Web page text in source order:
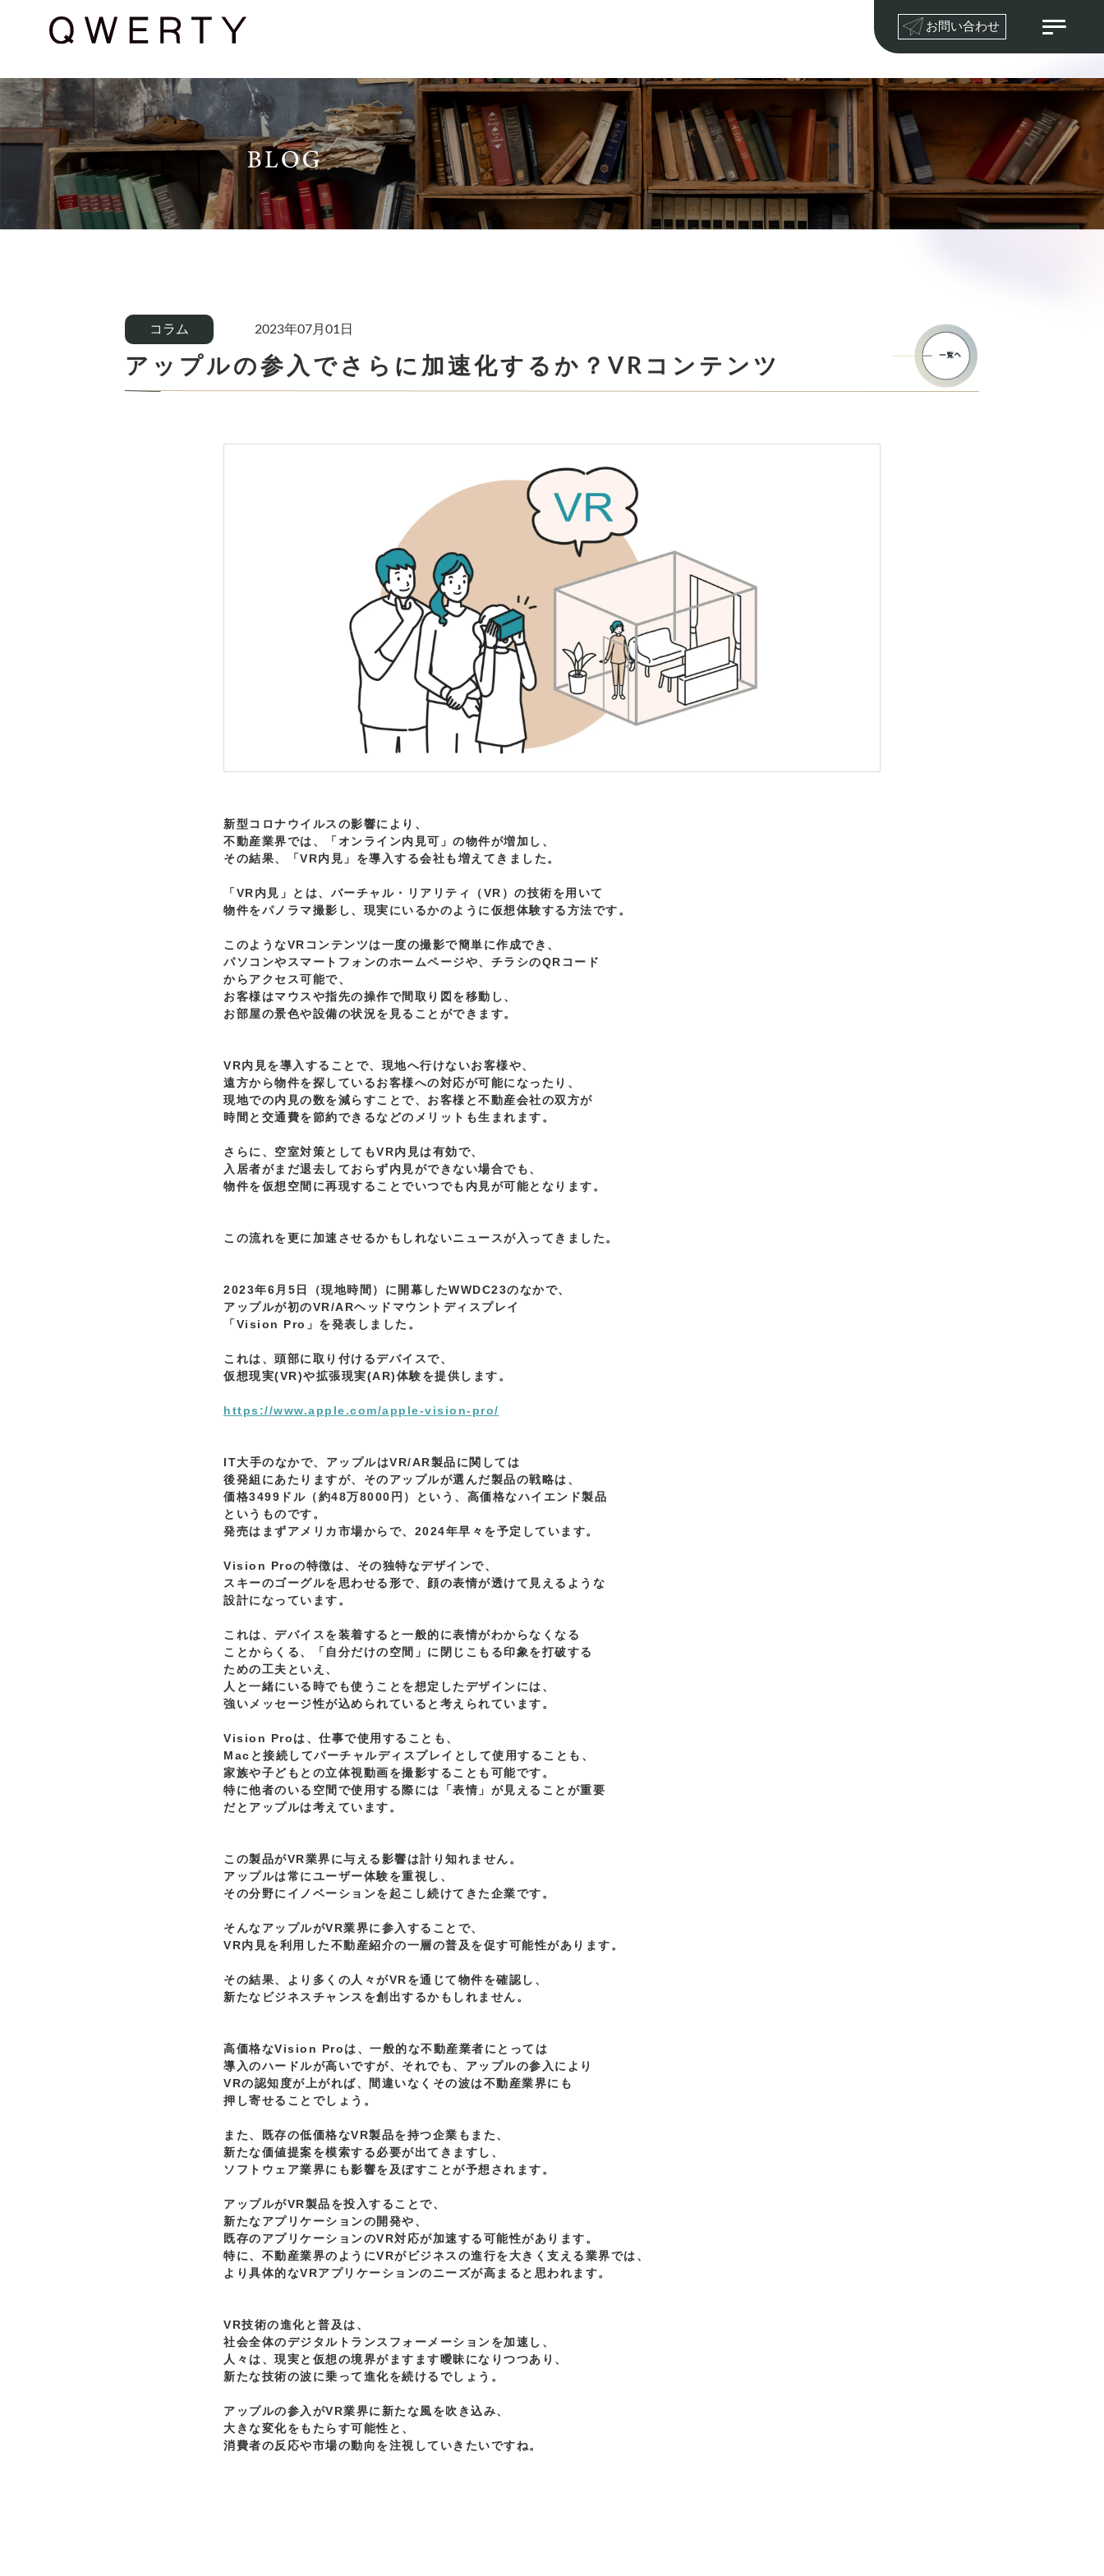
お問い合わせ
コラム 2023年07月01日
アップルの参入でさらに加速化するか？VRコンテンツ
新型コロナウイルスの影響により、
不動産業界では、「オンライン内見可」の物件が増加し、
その結果、「VR内見」を導入する会社も増えてきました。
「VR内見」とは、バーチャル・リアリティ（VR）の技術を用いて
物件をパノラマ撮影し、現実にいるかのように仮想体験する方法です。
このようなVRコンテンツは一度の撮影で簡単に作成でき、
パソコンやスマートフォンのホームページや、チラシのQRコード
からアクセス可能で、
お客様はマウスや指先の操作で間取り図を移動し、
お部屋の景色や設備の状況を見ることができます。
VR内見を導入することで、現地へ行けないお客様や、
遠方から物件を探しているお客様への対応が可能になったり、
現地での内見の数を減らすことで、お客様と不動産会社の双方が
時間と交通費を節約できるなどのメリットも生まれます。
さらに、空室対策としてもVR内見は有効で、
入居者がまだ退去しておらず内見ができない場合でも、
物件を仮想空間に再現することでいつでも内見が可能となります。
この流れを更に加速させるかもしれないニュースが入ってきました。
2023年6月5日（現地時間）に開幕したWWDC23のなかで、
アップルが初のVR/ARヘッドマウントディスプレイ
「Vision Pro」を発表しました。
これは、頭部に取り付けるデバイスで、
仮想現実(VR)や拡張現実(AR)体験を提供します。
https://www.apple.com/apple-vision-pro/
IT大手のなかで、アップルはVR/AR製品に関しては
後発組にあたりますが、そのアップルが選んだ製品の戦略は、
価格3499ドル（約48万8000円）という、高価格なハイエンド製品
というものです。
発売はまずアメリカ市場からで、2024年早々を予定しています。
Vision Proの特徴は、その独特なデザインで、
スキーのゴーグルを思わせる形で、顔の表情が透けて見えるような
設計になっています。
これは、デバイスを装着すると一般的に表情がわからなくなる
ことからくる、「自分だけの空間」に閉じこもる印象を打破する
ための工夫といえ、
人と一緒にいる時でも使うことを想定したデザインには、
強いメッセージ性が込められていると考えられています。
Vision Proは、仕事で使用することも、
Macと接続してバーチャルディスプレイとして使用することも、
家族や子どもとの立体視動画を撮影することも可能です。
特に他者のいる空間で使用する際には「表情」が見えることが重要
だとアップルは考えています。
この製品がVR業界に与える影響は計り知れません。
アップルは常にユーザー体験を重視し、
その分野にイノベーションを起こし続けてきた企業です。
そんなアップルがVR業界に参入することで、
VR内見を利用した不動産紹介の一層の普及を促す可能性があります。
その結果、より多くの人々がVRを通じて物件を確認し、
新たなビジネスチャンスを創出するかもしれません。
高価格なVision Proは、一般的な不動産業者にとっては
導入のハードルが高いですが、それでも、アップルの参入により
VRの認知度が上がれば、間違いなくその波は不動産業界にも
押し寄せることでしょう。
また、既存の低価格なVR製品を持つ企業もまた、
新たな価値提案を模索する必要が出てきますし、
ソフトウェア業界にも影響を及ぼすことが予想されます。
アップルがVR製品を投入することで、
新たなアプリケーションの開発や、
既存のアプリケーションのVR対応が加速する可能性があります。
特に、不動産業界のようにVRがビジネスの進行を大きく支える業界では、
より具体的なVRアプリケーションのニーズが高まると思われます。
VR技術の進化と普及は、
社会全体のデジタルトランスフォーメーションを加速し、
人々は、現実と仮想の境界がますます曖昧になりつつあり、
新たな技術の波に乗って進化を続けるでしょう。
アップルの参入がVR業界に新たな風を吹き込み、
大きな変化をもたらす可能性と、